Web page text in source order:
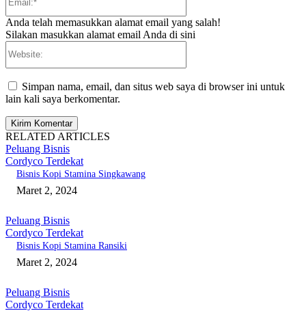
Anda telah memasukkan alamat email yang salah!
Silakan masukkan alamat email Anda di sini
Simpan nama, email, dan situs web saya di browser ini untuk
lain kali saya berkomentar.
RELATED ARTICLES
Peluang Bisnis
Cordyco Terdekat
Bisnis Kopi Stamina Singkawang
Maret 2, 2024
Peluang Bisnis
Cordyco Terdekat
Bisnis Kopi Stamina Ransiki
Maret 2, 2024
Peluang Bisnis
Cordyco Terdekat